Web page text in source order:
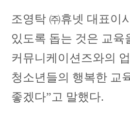
조영탁 ㈜휴넷 대표이
있도록 돕는 것은 교육
커뮤니케이션즈와의
청소년들의 행복한 교
좋겠다”고 말했다.